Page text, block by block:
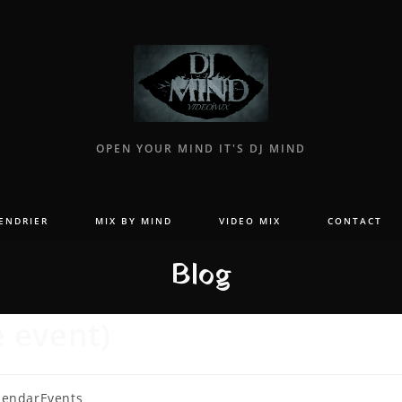
OPEN YOUR MIND IT'S DJ MIND
MIX BY MIND VIDEO MIX CONTACT
Blog